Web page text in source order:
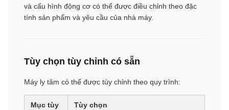
và cấu hình động cơ có thể được điều chỉnh theo đặc
tính sản phẩm và yêu cầu của nhà máy.
Tùy chọn tùy chỉnh có sẵn
Máy ly tâm có thể được tùy chỉnh theo quy trình:
Mục tùy
Tùy chọn